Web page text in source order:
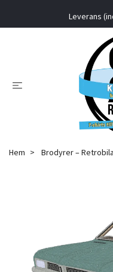
Leverans
Hem Brodyrer –